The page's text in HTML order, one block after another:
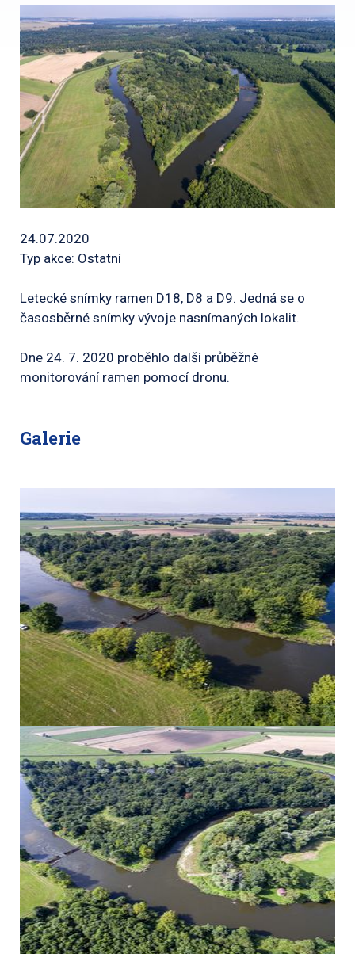
24.07.2020
Typ akce: Ostatní
Letecké snímky ramen D18, D8 a D9. Jedná se o
časosběrné snímky vývoje nasnímaných lokalit.
Dne 24. 7. 2020 proběhlo další průběžné
monitorování ramen pomocí dronu.
Galerie